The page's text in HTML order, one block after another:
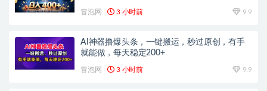
冒泡网 3 小时前 9.9
AI神器撸爆头条，一键搬运，秒过原创，有手
就能做，每天稳定200+
冒泡网 3 小时前 9.9